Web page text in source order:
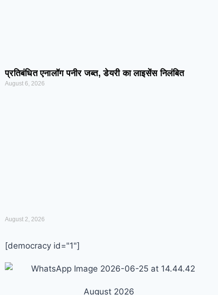
प्रतिबंधित एनालॉग पनीर जब्त, डेयरी का लाइसेंस निलंबित
August 6, 2026
August 2, 2026
[democracy id="1"]
August 2026